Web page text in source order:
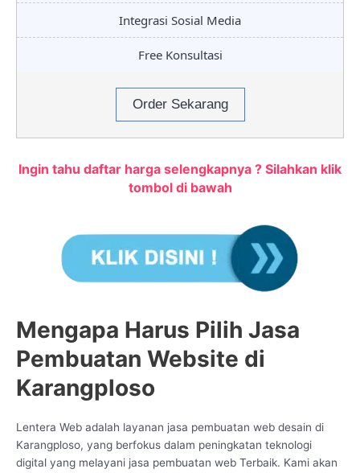
Integrasi Sosial Media
Free Konsultasi
Order Sekarang
Ingin tahu daftar harga selengkapnya ? Silahkan klik
tombol di bawah
Mengapa Harus Pilih Jasa
Pembuatan Website di
Karangploso
Lentera Web adalah layanan jasa pembuatan web desain di
Karangploso, yang berfokus dalam peningkatan teknologi
digital yang melayani jasa pembuatan web Terbaik. Kami akan